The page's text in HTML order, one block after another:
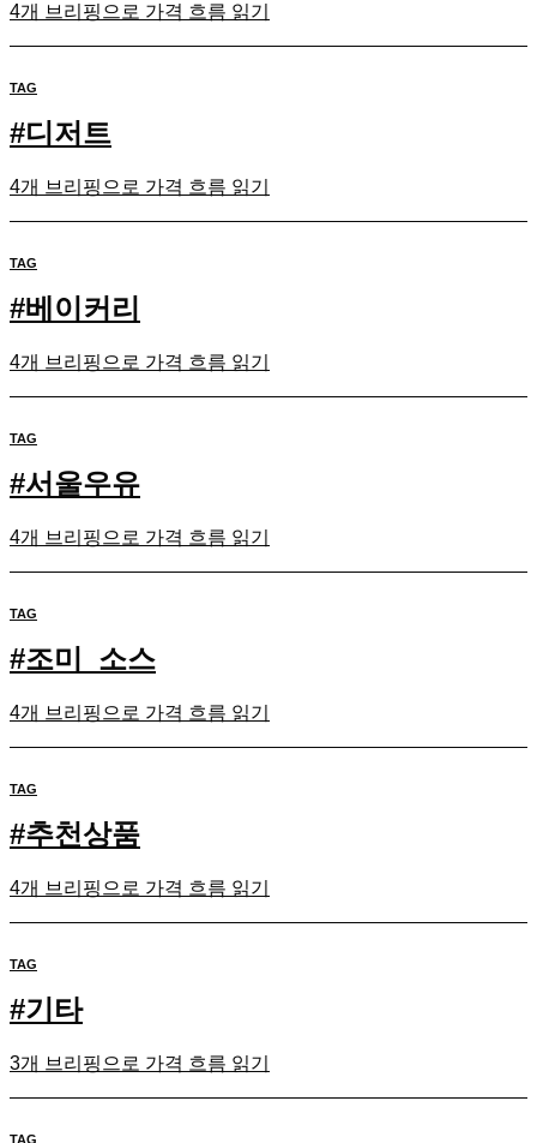
4개 브리핑으로 가격 흐름 읽기
TAG
#디저트
4개 브리핑으로 가격 흐름 읽기
TAG
#베이커리
4개 브리핑으로 가격 흐름 읽기
TAG
#서울우유
4개 브리핑으로 가격 흐름 읽기
TAG
#조미_소스
4개 브리핑으로 가격 흐름 읽기
TAG
#추천상품
4개 브리핑으로 가격 흐름 읽기
TAG
#기타
3개 브리핑으로 가격 흐름 읽기
TAG